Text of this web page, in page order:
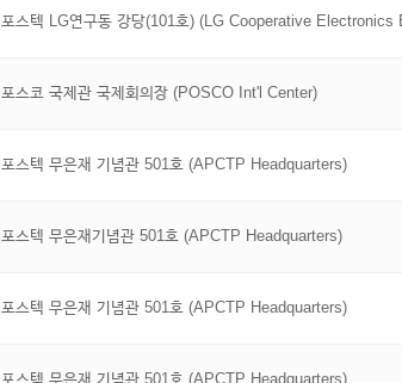
포스텍 LG연구동 강당(101호) (LG Cooperative
포스코 국제관 국제회의장 (POSCO Int'l Center)
포스텍 무은재 기념관 501호 (APCTP Headquarters)
포스텍 무은재기념관 501호 (APCTP Headquarters)
포스텍 무은재 기념관 501호 (APCTP Headquarters)
포스텍 무은재 기념관 501호 (APCTP Headquarters)